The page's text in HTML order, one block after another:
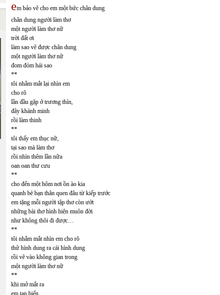
em bảo vẽ cho em một bức chân dung
chân dung người làm thơ
một người làm thơ nữ
trời đất ơi
làm sao vẽ được chân dung
một người làm thơ nữ
đom đóm hái sao
**
tôi nhắm mắt lại nhìn em
cho rõ
lần đầu gặp ở trương thìn,
đây khánh minh
rồi làm thinh
**
tôi thấy em thục nữ,
tại sao mà làm thơ
rồi nhìn thêm lần nữa
oan oan thư cưu
**
cho đến một hôm nơi ồn ào kia
quanh bè bạn thân quen đâu từ kiếp trước
em tặng mỗi người tập thơ còn ướt
những bài thơ hình hiện muôn đời
như không thôi đi được…
**
tôi nhắm mắt nhìn em cho rõ
thử hình dung ra cái hình dung
rồi vẽ vào không gian trong
một người làm thơ nữ
**
khi mở mắt ra
em tan biến